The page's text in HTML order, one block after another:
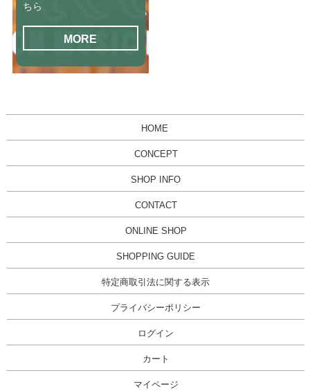
ちら
MORE
HOME
CONCEPT
SHOP INFO
CONTACT
ONLINE SHOP
SHOPPING GUIDE
特定商取引法に関する表示
プライバシーポリシー
ログイン
カート
マイページ